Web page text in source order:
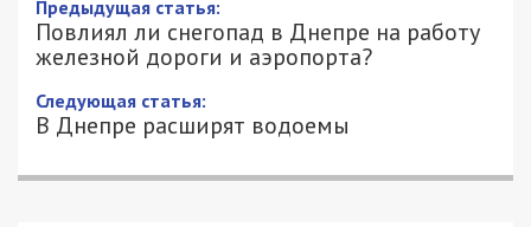
Предыдущая статья:
Повлиял ли снегопад в Днепре на работу
железной дороги и аэропорта?
Следующая статья:
В Днепре расширят водоемы